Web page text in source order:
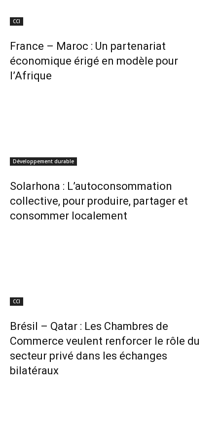
CCI
France – Maroc : Un partenariat
économique érigé en modèle pour
l’Afrique
Développement durable
Solarhona : L’autoconsommation
collective, pour produire, partager et
consommer localement
CCI
Brésil – Qatar : Les Chambres de
Commerce veulent renforcer le rôle du
secteur privé dans les échanges
bilatéraux